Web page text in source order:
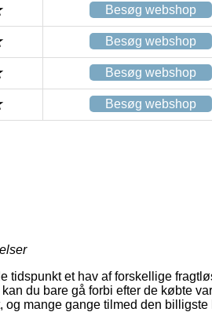
Besøg webshop
Besøg webshop
Besøg webshop
Besøg webshop
et hav af forskellige
du bare gå forbi efter de købte
mange gange tilmed den